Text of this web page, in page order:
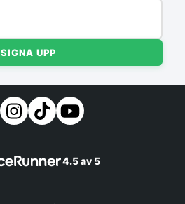
SIGNA UPP
4.5 av 5